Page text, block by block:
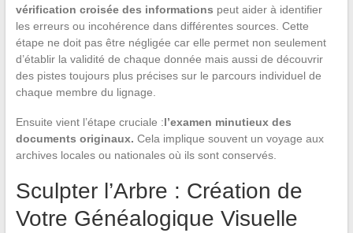
vérification croisée des informations peut aider à identifier
les erreurs ou incohérence dans différentes sources. Cette
étape ne doit pas être négligée car elle permet non seulement
d’établir la validité de chaque donnée mais aussi de découvrir
des pistes toujours plus précises sur le parcours individuel de
chaque membre du lignage.
Ensuite vient l’étape cruciale :l’examen minutieux des
documents originaux. Cela implique souvent un voyage aux
archives locales ou nationales où ils sont conservés.
Sculpter l’Arbre : Création de
Votre Généalogique Visuelle